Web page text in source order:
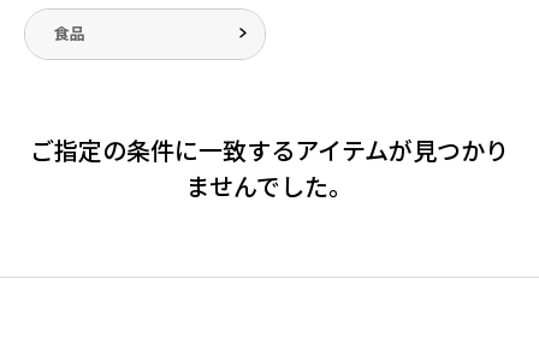
食品
ご指定の条件に一致するアイテムが見つかり
ませんでした。